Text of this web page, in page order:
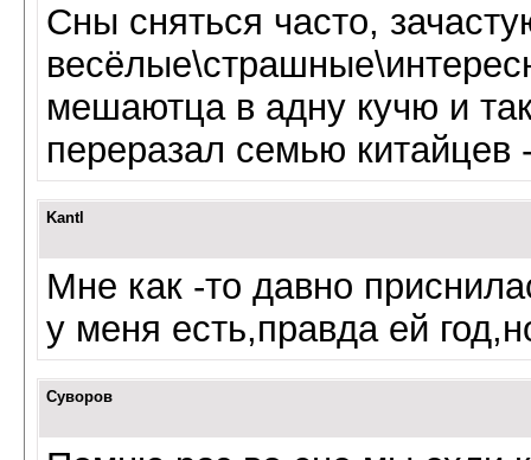
Сны сняться часто,
мешаютца в адну кучю и
переразал семью китайцев
Kantl
Мне как -то давно
у меня есть,правда ей
Суворов